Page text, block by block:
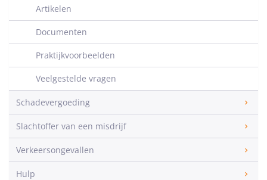
Artikelen
Documenten
Praktijkvoorbeelden
Veelgestelde vragen
Schadevergoeding
Slachtoffer van een misdrijf
Verkeersongevallen
Hulp